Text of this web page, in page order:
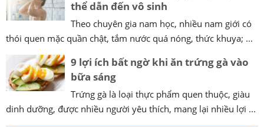
thể dẫn đến vô sinh
Theo chuyên gia nam học, nhiều nam giới có
thói quen mặc quần chật, tắm nước quá nóng, thức khuya; ...
9 lợi ích bất ngờ khi ăn trứng gà vào
bữa sáng
Trứng gà là loại thực phẩm quen thuộc, giàu
dinh dưỡng, được nhiều người yêu thích, mang lại nhiều lợi ...